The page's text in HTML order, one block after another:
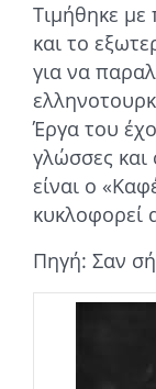
Τιμήθηκε με
και το
για να
Έργα του
γλώσσες και
είναι ο
κυκλοφορεί
Πηγή: Σαν